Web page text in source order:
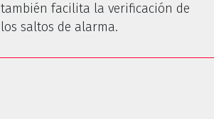
también facilita la verificación de
los saltos de alarma.